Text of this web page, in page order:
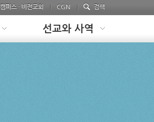
캠퍼스 · 비전교회 CGN 검색
선교와 사역